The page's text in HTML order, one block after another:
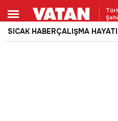
SICAK HABERÇALIŞMA HAYATI